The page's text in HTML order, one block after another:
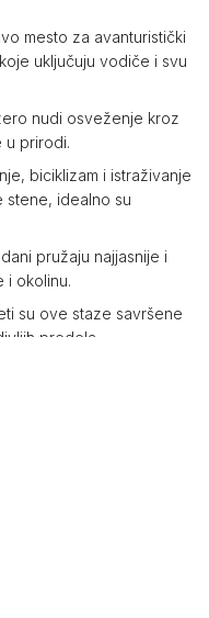
mesto za avanturistički
uključuju vodiče i svu
nudi osveženje kroz
u prirodi.
biciklizam i istraživanje
stene, idealno su
pružaju najjasnije i
i okolinu.
su ove staze savršene
predela.